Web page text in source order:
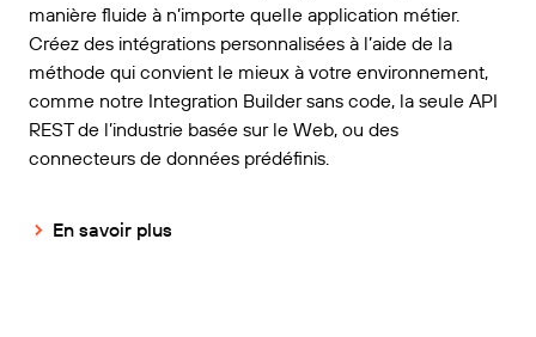
manière fluide à n’importe quelle application métier.
Créez des intégrations personnalisées à l’aide de la
méthode qui convient le mieux à votre environnement,
comme notre Integration Builder sans code, la seule API
REST de l’industrie basée sur le Web, ou des
connecteurs de données prédéfinis.
En savoir plus